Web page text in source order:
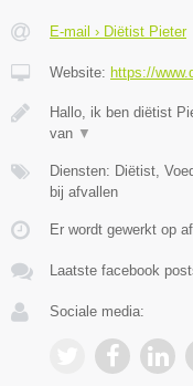
E-mail › Diëtist Pieter
Website: https://
Hallo, ik ben diëtist
van ▼
Diensten: Diëtist,
bij afvallen
Er wordt gewerkt op
Laatste facebook
Sociale media: